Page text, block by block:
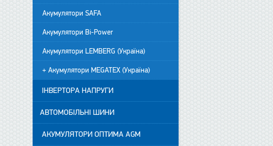
Акумулятори SAFA
Акумулятори Bi-Power
Акумулятори LEMBERG (Україна)
+ Акумулятори MEGATEX (Україна)
ІНВЕРТОРА НАПРУГИ
АВТОМОБІЛЬНІ ШИНИ
АКУМУЛЯТОРИ ОПТИМА AGM